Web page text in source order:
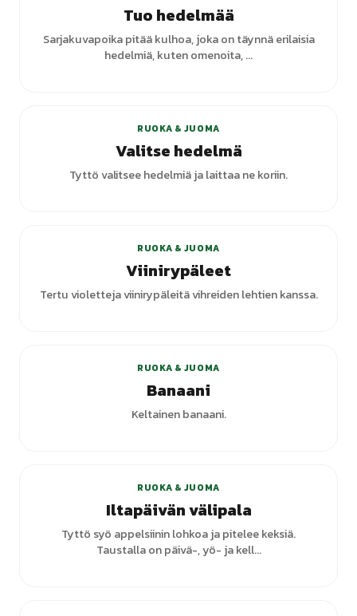
Tuo hedelmää
Sarjakuvapoika pitää kulhoa, joka on täynnä erilaisia
hedelmiä, kuten omenoita, ...
RUOKA & JUOMA
Valitse hedelmä
Tyttö valitsee hedelmiä ja laittaa ne koriin.
RUOKA & JUOMA
Viinirypäleet
Tertu violetteja viinirypäleitä vihreiden lehtien kanssa.
RUOKA & JUOMA
Banaani
Keltainen banaani.
RUOKA & JUOMA
Iltapäivän välipala
Tyttö syö appelsiinin lohkoa ja pitelee keksiä.
Taustalla on päivä-, yö- ja kell...